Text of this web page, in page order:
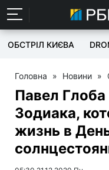
ОБСТРІЛ КИЄВА
Головна » Новини »
Павел Глоба
Зодиака,
жизнь в